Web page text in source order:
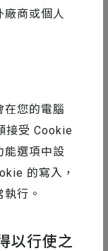
商或個人
在您的電腦
接受 Cookie
能選項中設
的寫入，
行。
以行使之